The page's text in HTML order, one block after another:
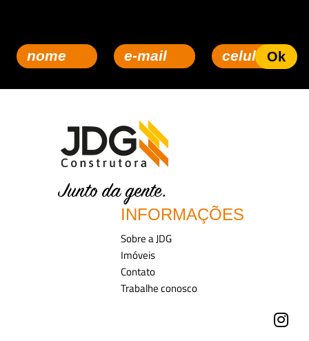
INFORMAÇÕES
Sobre a JDG
Imóveis
Contato
Trabalhe conosco